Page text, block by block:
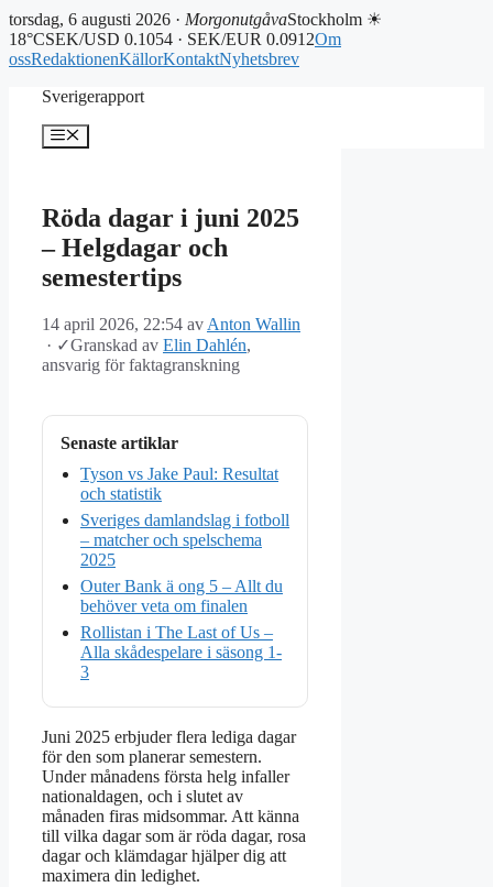
torsdag, 6 augusti 2026 · MorgonutgåvaStockholm ☀
18°CSEK/USD 0.1054 · SEK/EUR 0.0912Om
ossRedaktionenKällorKontaktNyhetsbrev
Sverigerapport
Meny
Röda dagar i juni 2025
– Helgdagar och
semestertips
14 april 2026, 22:54 av Anton Wallin
· ✓Granskad av Elin Dahlén,
ansvarig för faktagranskning
Senaste artiklar
Tyson vs Jake Paul: Resultat
och statistik
Sveriges damlandslag i fotboll
– matcher och spelschema
2025
Outer Bank ä ong 5 – Allt du
behöver veta om finalen
Rollistan i The Last of Us –
Alla skådespelare i säsong 1-
3
Juni 2025 erbjuder flera lediga dagar
för den som planerar semestern.
Under månadens första helg infaller
nationaldagen, och i slutet av
månaden firas midsommar. Att känna
till vilka dagar som är röda dagar, rosa
dagar och klämdagar hjälper dig att
maximera din ledighet.